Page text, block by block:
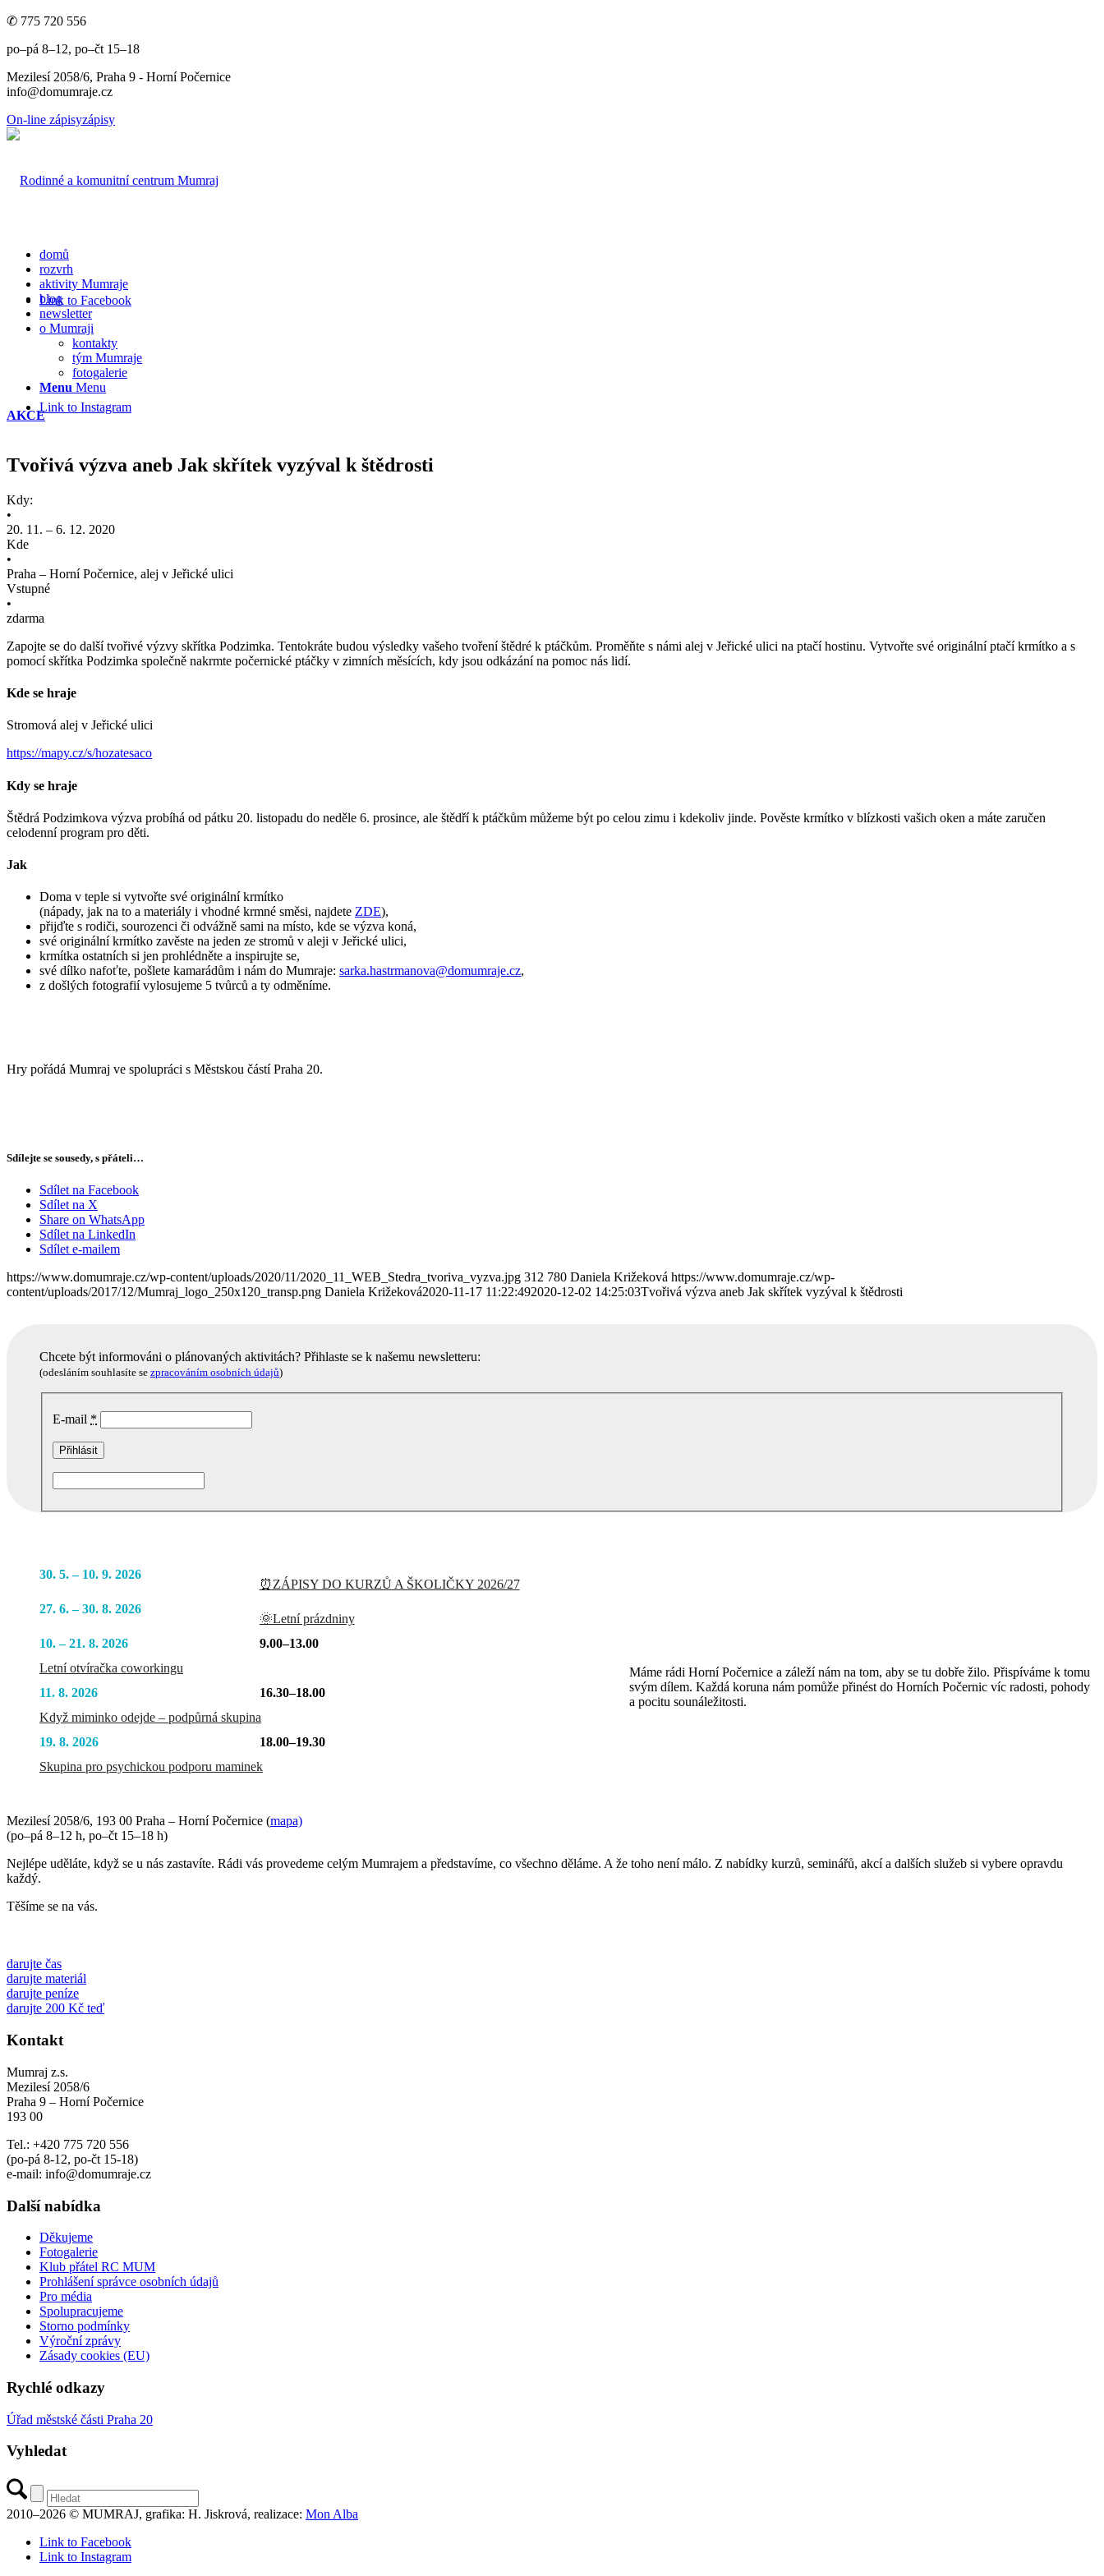
✆ 775 720 556
po–pá 8–12, po–čt 15–18
Mezilesí 2058/6, Praha 9 - Horní Počernice
info@domumraje.cz
On-line zápisyzápisy
Link to Facebook
Link to Instagram
domů
rozvrh
aktivity Mumraje
blog
newsletter
o Mumraji
kontakty
tým Mumraje
fotogalerie
Menu Menu
AKCE
Tvořivá výzva aneb Jak skřítek vyzýval k štědrosti
Kdy:
•
20. 11. – 6. 12. 2020
Kde
•
Praha – Horní Počernice, alej v Jeřické ulici
Vstupné
•
zdarma
Zapojte se do další tvořivé výzvy skřítka Podzimka. Tentokráte budou výsledky vašeho tvoření štědré k ptáčkům. Proměňte s námi alej v Jeřické ulici na ptačí hostinu. Vytvořte své originální ptačí krmítko a s
pomocí skřítka Podzimka společně nakrmte počernické ptáčky v zimních měsících, kdy jsou odkázání na pomoc nás lidí.
Kde se hraje
Stromová alej v Jeřické ulici
https://mapy.cz/s/hozatesaco
Kdy se hraje
Štědrá Podzimkova výzva probíhá od pátku 20. listopadu do neděle 6. prosince, ale štědří k ptáčkům můžeme být po celou zimu i kdekoliv jinde. Pověste krmítko v blízkosti vašich oken a máte zaručen
celodenní program pro děti.
Jak
Doma v teple si vytvořte své originální krmítko
(nápady, jak na to a materiály i vhodné krmné směsi, najdete ZDE),
přijďte s rodiči, sourozenci či odvážně sami na místo, kde se výzva koná,
své originální krmítko zavěste na jeden ze stromů v aleji v Jeřické ulici,
krmítka ostatních si jen prohlédněte a inspirujte se,
své dílko nafoťte, pošlete kamarádům i nám do Mumraje: sarka.hastrmanova@domumraje.cz,
z došlých fotografií vylosujeme 5 tvůrců a ty odměníme.
Hry pořádá Mumraj ve spolupráci s Městskou částí Praha 20.
Sdílejte se sousedy, s přáteli…
Sdílet na Facebook
Sdílet na X
Share on WhatsApp
Sdílet na LinkedIn
Sdílet e-mailem
https://www.domumraje.cz/wp-content/uploads/2020/11/2020_11_WEB_Stedra_tvoriva_vyzva.jpg 312 780 Daniela Križeková https://www.domumraje.cz/wp-
content/uploads/2017/12/Mumraj_logo_250x120_transp.png Daniela Križeková2020-11-17 11:22:492020-12-02 14:25:03Tvořivá výzva aneb Jak skřítek vyzýval k štědrosti
Chcete být informováni o plánovaných aktivitách? Přihlaste se k našemu newsletteru:
(odesláním souhlasíte se zpracováním osobních údajů)
E-mail *
30. 5. – 10. 9. 2026
⏰ZÁPISY DO KURZŮ A ŠKOLIČKY 2026/27
27. 6. – 30. 8. 2026
🌞Letní prázdniny
10. – 21. 8. 2026
9.00–13.00
Letní otvíračka coworkingu
11. 8. 2026
16.30–18.00
Když miminko odejde – podpůrná skupina
19. 8. 2026
18.00–19.30
Skupina pro psychickou podporu maminek
Máme rádi Horní Počernice a záleží nám na tom, aby se tu dobře žilo. Přispíváme k tomu
svým dílem. Každá koruna nám pomůže přinést do Horních Počernic víc radosti, pohody
a pocitu sounáležitosti.
Mezilesí 2058/6, 193 00 Praha – Horní Počernice (mapa)
(po–pá 8–12 h, po–čt 15–18 h)
Nejlépe uděláte, když se u nás zastavíte. Rádi vás provedeme celým Mumrajem a představíme, co všechno děláme. A že toho není málo. Z nabídky kurzů, seminářů, akcí a dalších služeb si vybere opravdu
každý.
Těšíme se na vás.
darujte čas
darujte materiál
darujte peníze
darujte 200 Kč teď
Kontakt
Mumraj z.s.
Mezilesí 2058/6
Praha 9 – Horní Počernice
193 00
Tel.: +420 775 720 556
(po-pá 8-12, po-čt 15-18)
e-mail: info@domumraje.cz
Další nabídka
Děkujeme
Fotogalerie
Klub přátel RC MUM
Prohlášení správce osobních údajů
Pro média
Spolupracujeme
Storno podmínky
Výroční zprávy
Zásady cookies (EU)
Rychlé odkazy
Úřad městské části Praha 20
Vyhledat
2010–2026 © MUMRAJ, grafika: H. Jiskrová, realizace: Mon Alba
Link to Facebook
Link to Instagram